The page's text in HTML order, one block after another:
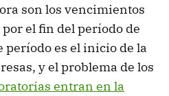
son los vencimientos
el fin del período de
período es el inicio de la
y el problema de los
entran en la